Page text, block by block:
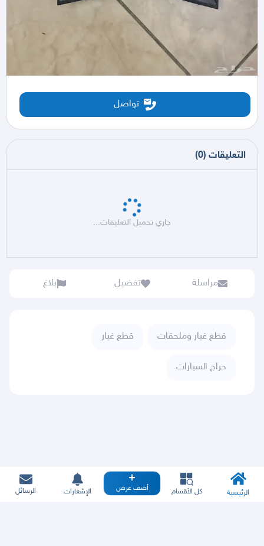
تواصل
التعليقات (
0
)
جاري تحميل التعليقات...
مراسلة تفضيل بلاغ
قطع غيار وملحقات قطع غيار
حراج السيارات
الرئيسية كل الأقسام أضف عرض الإشعارات الرسائل